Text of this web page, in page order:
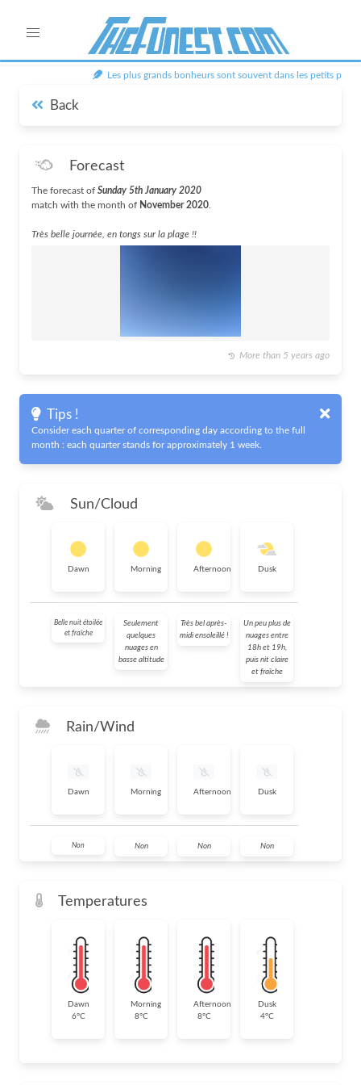
Les plus grands bonheurs sont souvent dans les petits
Back
Forecast
The forecast of Sunday 5th January 2020
match with the month of November 2020
Très belle journée, en tongs sur la plage !!
More than 5 years ago
Tips !
Consider each quarter of corresponding day according to the full
month : each quarter stands for approximately 1 week.
Sun/Cloud
Dawn Morning Afternoon Dusk
Belle nuit étoilée
et fraîche
Seulement
quelques
nuages en
basse altitude
Très bel après-
midi ensoleillé !
Un peu plus de
nuages entre
18h et 19h,
puis nit claire
et fraîche
Rain/Wind
Dawn Morning Afternoon Dusk
Non Non Non Non
Temperatures
Dawn
6°C
Morning
8°C
Afternoon
8°C
Dusk
4°C